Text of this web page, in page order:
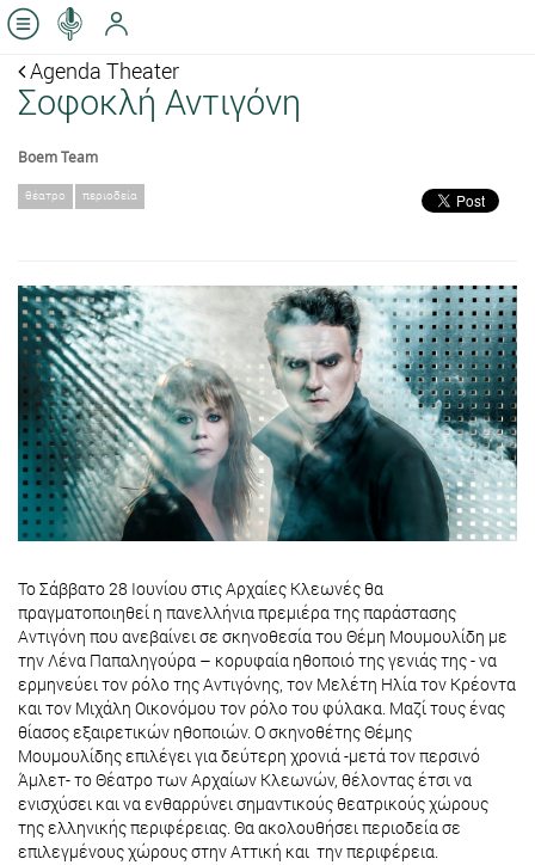
Agenda Theater
Σοφοκλή Αντιγόνη
Boem Team
θέατρο περιοδεία
Το Σάββατο 28 Ιουνίου στις Αρχαίες Κλεωνές θα
πραγματοποιηθεί η πανελλήνια πρεμιέρα της παράστασης
Αντιγόνη που ανεβαίνει σε σκηνοθεσία του Θέμη Μουμουλίδη με
την Λένα Παπαληγούρα – κορυφαία ηθοποιό της γενιάς της - να
ερμηνεύει τον ρόλο της Αντιγόνης, τον Μελέτη Ηλία τον Κρέοντα
και τον Μιχάλη Οικονόμου τον ρόλο του φύλακα. Μαζί τους ένας
θίασος εξαιρετικών ηθοποιών. Ο σκηνοθέτης Θέμης
Μουμουλίδης επιλέγει για δεύτερη χρονιά -μετά τον περσινό
Άμλετ- το Θέατρο των Αρχαίων Κλεωνών, θέλοντας έτσι να
ενισχύσει και να ενθαρρύνει σημαντικούς θεατρικούς χώρους
της ελληνικής περιφέρειας. Θα ακολουθήσει περιοδεία σε
επιλεγμένους χώρους στην Αττική και την περιφέρεια.